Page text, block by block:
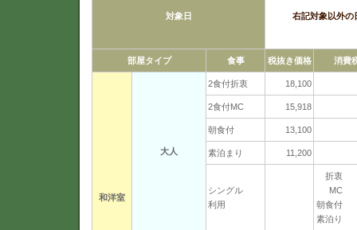
対象日 右記対象以外の
部屋タイプ 食事 税抜き価格 消費
和洋室
大人
2食付折衷 18,100
2食付MC 15,918
朝食付 13,100
素泊まり 11,200
シングル
利用
折衷
MC
朝食付
素泊り